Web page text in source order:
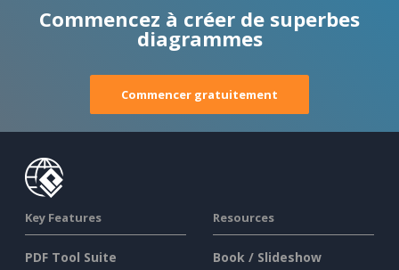
Commencez à créer de superbes
diagrammes
Commencer gratuitement
Key Features
PDF Tool Suite
Resources
Book / Slideshow